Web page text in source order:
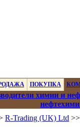
ПОКУПКА
химии и
R-Trading (UK) Ltd